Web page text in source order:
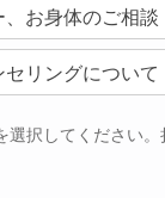
お身体のご相談
リングについて
選択してください